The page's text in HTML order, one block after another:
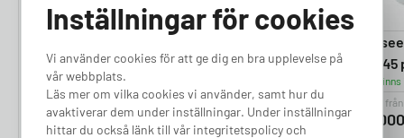
Lastbalanserare
Finns i lager
Pris från
4 190kr
RJ12 port
Pris från
2 000kr
Pris från
2
Inställningar för cookies
Vi använder cookies för att ge dig en bra upplevelse på
vår webbplats.
Läs mer om vilka cookies vi använder, samt hur du
avaktiverar dem under inställningar. Under inställningar
hittar du också länk till vår integritetspolicy och